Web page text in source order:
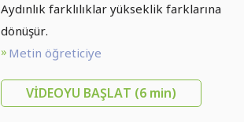
Aydınlık farklılıklar yükseklik farklarına
dönüşür.
Metin öğreticiye
VIDEOYU BAŞLAT (6 min)